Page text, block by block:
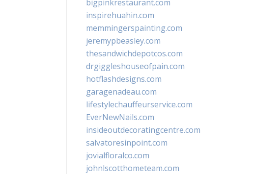
bigpinkrestaurant.com
inspirehuahin.com
memmingerspainting.com
jeremypbeasley.com
thesandwichdepotcos.com
drgiggleshouseofpain.com
hotflashdesigns.com
garagenadeau.com
lifestylechauffeurservice.com
EverNewNails.com
insideoutdecoratingcentre.com
salvatoresinpoint.com
jovialfloralco.com
johnlscotthometeam.com